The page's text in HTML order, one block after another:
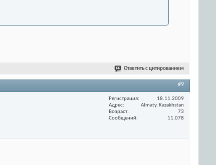
Ответить с цитированием
#9
Регистрация
18.11.2009
Адрес
Almaty, Kazakhstan
Возраст
73
Сообщений
11,078